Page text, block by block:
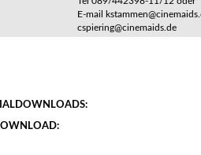
E-mail
cspiering@cinemaids.de